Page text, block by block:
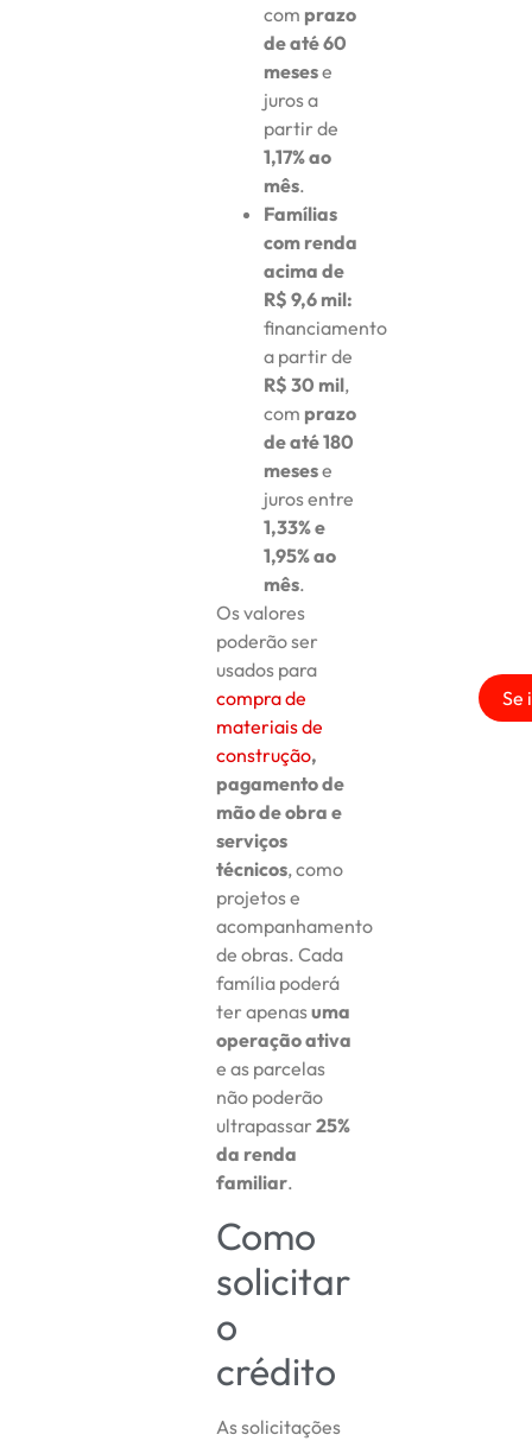
com prazo
de até 60
mesese
juros a
partir de
1,17% ao
mês.
Famílias
com renda
acima de
R$ 9,6 mil:
financiamento
a partir de
R$ 30 mil,
com prazo
de até 180
mesese
juros entre
1,33% e
1,95% ao
mês.
Os valores
poderão ser
usados para
compra de
materiais de
construção,
pagamento de
mão de obra e
serviços
técnicos, como
projetos e
acompanhamento
de obras. Cada
família poderá
ter apenasuma
operação ativa
e as parcelas
não poderão
ultrapassar25%
da renda
familiar.
Como
solicitar
o
crédito
As solicitações
Se